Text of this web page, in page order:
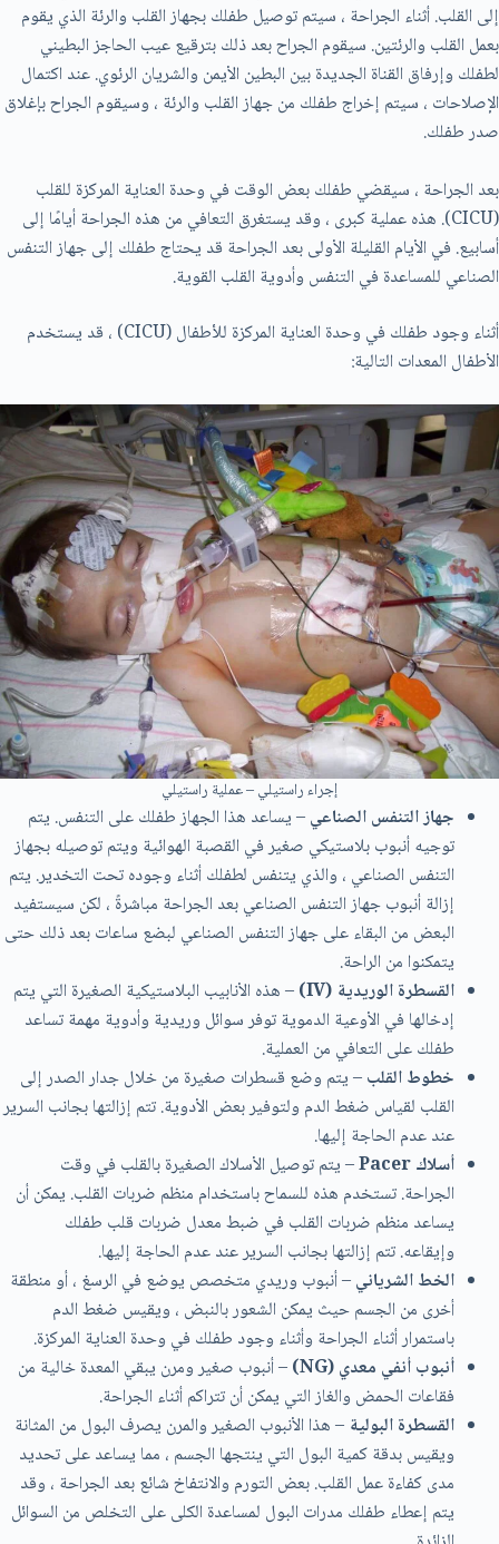
إلى القلب. أثناء الجراحة ، سيتم توصيل طفلك بجهاز القلب والرئة الذي يقوم
بعمل القلب والرئتين. سيقوم الجراح بعد ذلك بترقيع عيب الحاجز البطيني
لطفلك وإرفاق القناة الجديدة بين البطين الأيمن والشريان الرئوي. عند اكتمال
الإصلاحات ، سيتم إخراج طفلك من جهاز القلب والرئة ، وسيقوم الجراح بإغلاق
صدر طفلك.
بعد الجراحة ، سيقضي طفلك بعض الوقت في وحدة العناية المركزة للقلب
(CICU). هذه عملية كبرى ، وقد يستغرق التعافي من هذه الجراحة أيامًا إلى
أسابيع. في الأيام القليلة الأولى بعد الجراحة قد يحتاج طفلك إلى جهاز التنفس
الصناعي للمساعدة في التنفس وأدوية القلب القوية.
أثناء وجود طفلك في وحدة العناية المركزة للأطفال (CICU) ، قد يستخدم
الأطفال المعدات التالية:
إجراء راستيلي – عملية راستيلي
جهاز التنفس الصناعي– يساعد هذا الجهاز طفلك على التنفس. يتم
توجيه أنبوب بلاستيكي صغير في القصبة الهوائية ويتم توصيله بجهاز
التنفس الصناعي ، والذي يتنفس لطفلك أثناء وجوده تحت التخدير. يتم
إزالة أنبوب جهاز التنفس الصناعي بعد الجراحة مباشرةً ، لكن سيستفيد
البعض من البقاء على جهاز التنفس الصناعي لبضع ساعات بعد ذلك حتى
يتمكنوا من الراحة.
القسطرة الوريدية (IV)
– هذه الأنابيب البلاستيكية الصغيرة التي يتم
إدخالها في الأوعية الدموية توفر سوائل وريدية وأدوية مهمة تساعد
طفلك على التعافي من العملية.
خطوط القلب– يتم وضع قسطرات صغيرة من خلال جدار الصدر إلى
القلب لقياس ضغط الدم ولتوفير بعض الأدوية. تتم إزالتها بجانب السرير
عند عدم الحاجة إليها.
أسلاك Pacer
– يتم توصيل الأسلاك الصغيرة بالقلب في وقت
الجراحة. تستخدم هذه للسماح باستخدام منظم ضربات القلب. يمكن أن
يساعد منظم ضربات القلب في ضبط معدل ضربات قلب طفلك
وإيقاعه. تتم إزالتها بجانب السرير عند عدم الحاجة إليها.
الخط الشرياني– أنبوب وريدي متخصص يوضع في الرسغ ، أو منطقة
أخرى من الجسم حيث يمكن الشعور بالنبض ، ويقيس ضغط الدم
باستمرار أثناء الجراحة وأثناء وجود طفلك في وحدة العناية المركزة.
أنبوب أنفي معدي (NG)
– أنبوب صغير ومرن يبقي المعدة خالية من
فقاعات الحمض والغاز التي يمكن أن تتراكم أثناء الجراحة.
القسطرة البولية – هذا الأنبوب الصغير والمرن يصرف البول من المثانة
ويقيس بدقة كمية البول التي ينتجها الجسم ، مما يساعد على تحديد
مدى كفاءة عمل القلب. بعض التورم والانتفاخ شائع بعد الجراحة ، وقد
يتم إعطاء طفلك مدرات البول لمساعدة الكلى على التخلص من السوائل